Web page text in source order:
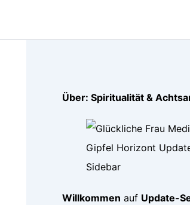
Über: Spiritualität &
Willkommen auf Update-